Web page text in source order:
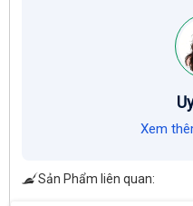
Xem
Sản Phẩm liên quan: